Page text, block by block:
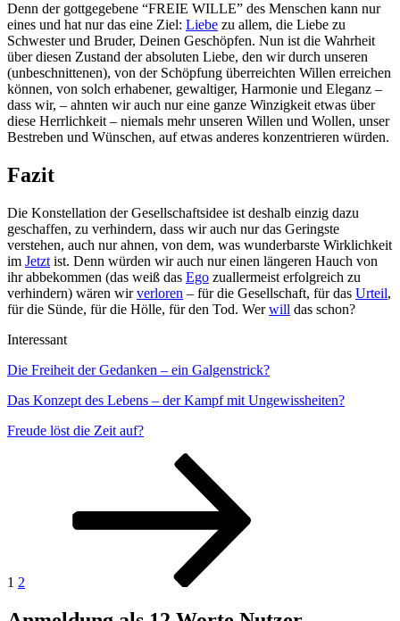
Denn der gottgegebene “FREIE WILLE” des Menschen kann nur
eines und hat nur das eine Ziel: Liebe zu allem, die Liebe zu
Schwester und Bruder, Deinen Geschöpfen. Nun ist die Wahrheit
über diesen Zustand der absoluten Liebe, den wir durch unseren
(unbeschnittenen), von der Schöpfung überreichten Willen erreichen
können, von solch erhabener, gewaltiger, Harmonie und Eleganz –
dass wir, – ahnten wir auch nur eine ganze Winzigkeit etwas über
diese Herrlichkeit – niemals mehr unseren Willen und Wollen, unser
Bestreben und Wünschen, auf etwas anderes konzentrieren würden.
Fazit
Die Konstellation der Gesellschaftsidee ist deshalb einzig dazu
geschaffen, zu verhindern, dass wir auch nur das Geringste
verstehen, auch nur ahnen, von dem, was wunderbarste Wirklichkeit
im Jetzt ist. Denn würden wir auch nur einen längeren Hauch von
ihr abbekommen (das weiß das Ego zuallermeist erfolgreich zu
verhindern) wären wirverloren – für die Gesellschaft, für das Urteil,
für die Sünde, für die Hölle, für den Tod. Werwill das schon?
Interessant
Die Freiheit der Gedanken – ein Galgenstrick?
Das Konzept des Lebens – der Kampf mit Ungewissheiten?
Freude löst die Zeit auf?
Seitennummerierung
Beiträge
1 2